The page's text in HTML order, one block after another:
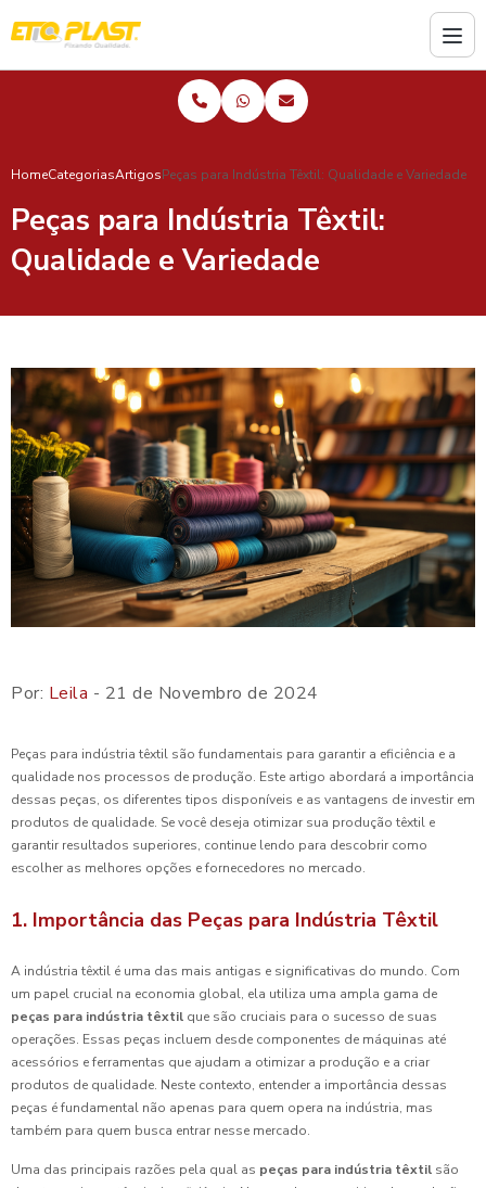
HomeCategoriasArtigosPeças para Indústria Têxtil: Qualidade e Variedade
Peças para Indústria Têxtil:
Qualidade e Variedade
Por: Leila - 21 de Novembro de 2024
Peças para indústria têxtil são fundamentais para garantir a eficiência e a
qualidade nos processos de produção. Este artigo abordará a importância
dessas peças, os diferentes tipos disponíveis e as vantagens de investir em
produtos de qualidade. Se você deseja otimizar sua produção têxtil e
garantir resultados superiores, continue lendo para descobrir como
escolher as melhores opções e fornecedores no mercado.
1. Importância das Peças para Indústria Têxtil
A indústria têxtil é uma das mais antigas e significativas do mundo. Com
um papel crucial na economia global, ela utiliza uma ampla gama de
peças para indústria têxtil que são cruciais para o sucesso de suas
operações. Essas peças incluem desde componentes de máquinas até
acessórios e ferramentas que ajudam a otimizar a produção e a criar
produtos de qualidade. Neste contexto, entender a importância dessas
peças é fundamental não apenas para quem opera na indústria, mas
também para quem busca entrar nesse mercado.
Uma das principais razões pela qual as peças para indústria têxtil são